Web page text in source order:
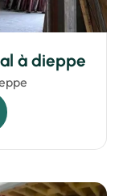
à dieppe